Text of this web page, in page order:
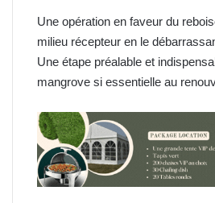
Une opération en faveur du
milieu récepteur en le
Une étape préalable et
mangrove si essentielle au